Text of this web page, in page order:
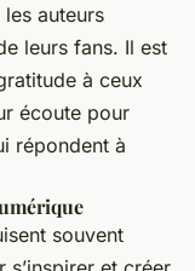
auteurs
leurs fans. Il est
à ceux
écoute pour
répondent à
souvent